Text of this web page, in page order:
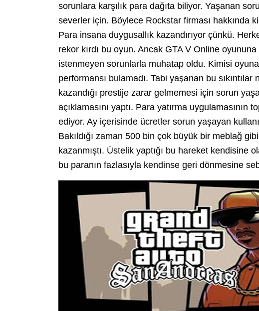
sorunlara karşılık para dağıta biliyor. Yaşanan
severler için. Böylece Rockstar firması hakkında
Para insana duygusallık kazandırıyor çünkü.
rekor kırdı bu oyun. Ancak GTA V Online
istenmeyen sorunlarla muhatap oldu. Kimisi
performansı bulamadı. Tabi yaşanan bu
kazandığı prestije zarar gelmemesi için sorun
açıklamasını yaptı. Para yatırma
ediyor. Ay içerisinde ücretler sorun yaşayan
Bakıldığı zaman 500 bin çok büyük bir meblağ
kazanmıştı. Üstelik yaptığı bu hareket kendisine
bu paranın fazlasıyla kendinse geri dönmesine